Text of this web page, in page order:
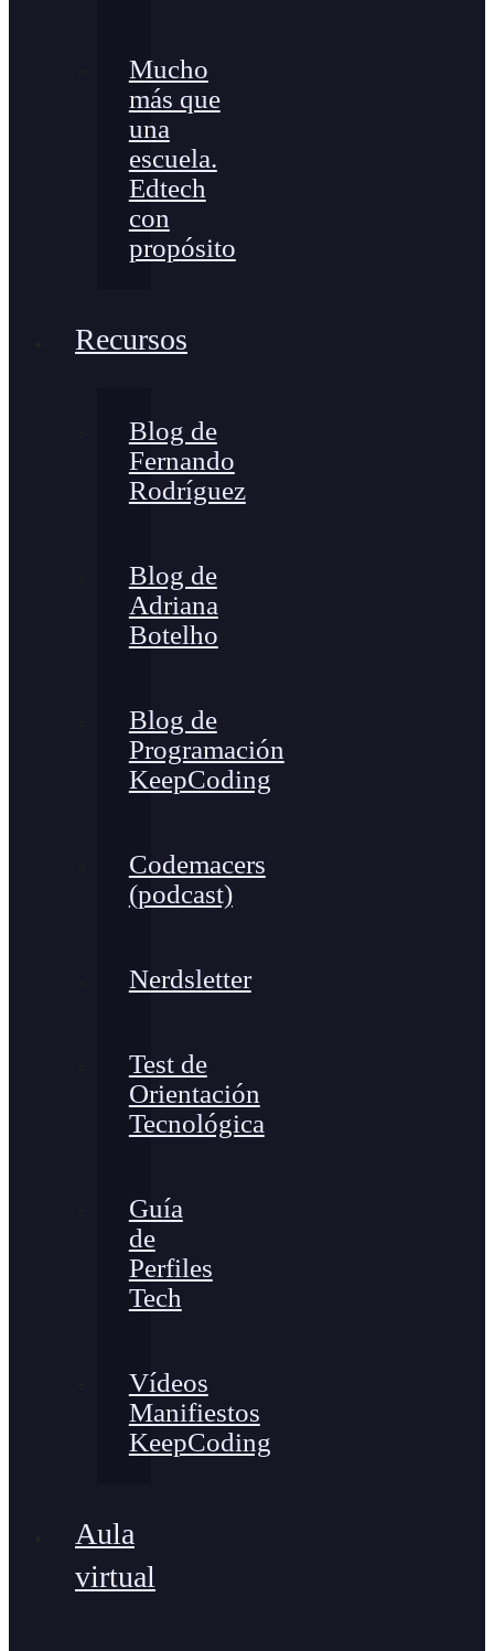
Mucho
más que
una
escuela.
Edtech
con
propósito
Recursos
Blog de
Fernando
Rodríguez
Blog de
Adriana
Botelho
Blog de
Programación
KeepCoding
Codemacers
(podcast)
Nerdsletter
Test de
Orientación
Tecnológica
Guía
de
Perfiles
Tech
Vídeos
Manifiestos
KeepCoding
Aula
virtual